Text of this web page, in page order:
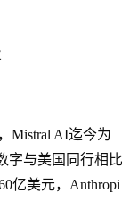
Mistral AI迄今为
字与美国同行相比
亿美元，Anthropi